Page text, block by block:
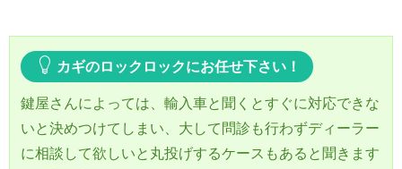
カギのロックロックにお任せ下さい！
鍵屋さんによっては、輸入車と聞くとすぐに対応できな
いと決めつけてしまい、大して問診も行わずディーラー
に相談して欲しいと丸投げするケースもあると聞きます